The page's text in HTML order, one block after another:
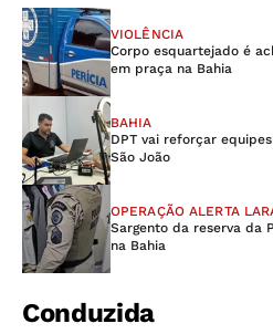
VIOLÊNCIA
Corpo esquartejado é
em praça na Bahia
BAHIA
DPT vai reforçar
São João
OPERAÇÃO ALERTA
Sargento da reserva da
na Bahia
Conduzida